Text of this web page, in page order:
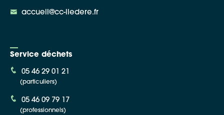
accueil@cc-iledere.fr
Service déchets
05 46 29 01 21
(particuliers)
05 46 09 79 17
(professionnels)